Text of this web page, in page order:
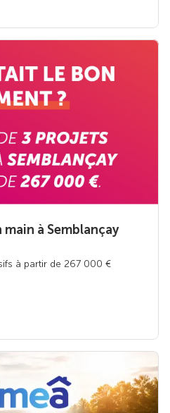
à Semblançay
à partir de 267 000 €